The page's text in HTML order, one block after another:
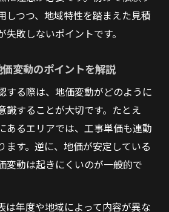
しつつ、地域特性を踏まえた見積
敗しないポイントです。
変動のポイントを解説
する際は、地価変動がどのように
識することが大切です。たとえ
あるエリアでは、工事単価も連動
ます。逆に、地価が安定している
変動は起きにくいのが一般的で
は年度や地域によって内容が異な